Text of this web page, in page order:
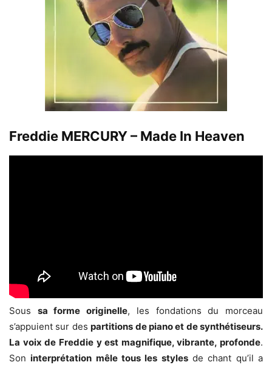
Freddie MERCURY – Made In Heaven
Sous sa forme originelle, les fondations du morceau
s’appuient sur despartitions de piano et de synthétiseurs.
La voix de Freddie y est magnifique, vibrante, profonde.
Soninterprétation mêle tous les stylesde chant qu’il a